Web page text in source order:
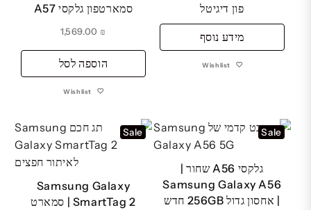
סמארטפון גלקסי A57
₪
הוספה לסל
Wishlist
פון דיגיטל
מידע נוסף
Wishlist
Sale
Samsung Galaxy
SmartTag 2 | סמארט
Sale
גלקסי A56 שחור |
Samsung Galaxy A56
| אחסון גדול 256GB חדש